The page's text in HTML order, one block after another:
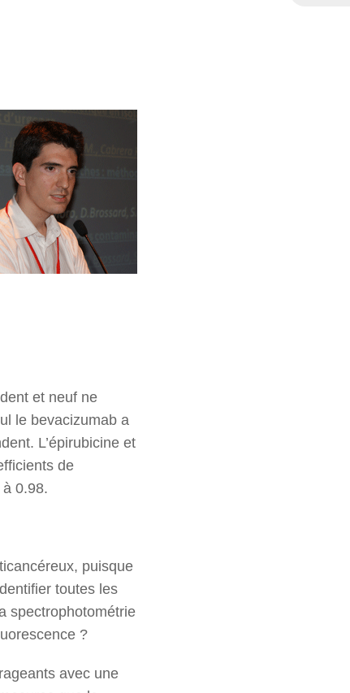
et neuf ne
le bevacizumab a
L’épirubicine et
de
0.98.
puisque
toutes les
spectrophotométrie
?
avec une